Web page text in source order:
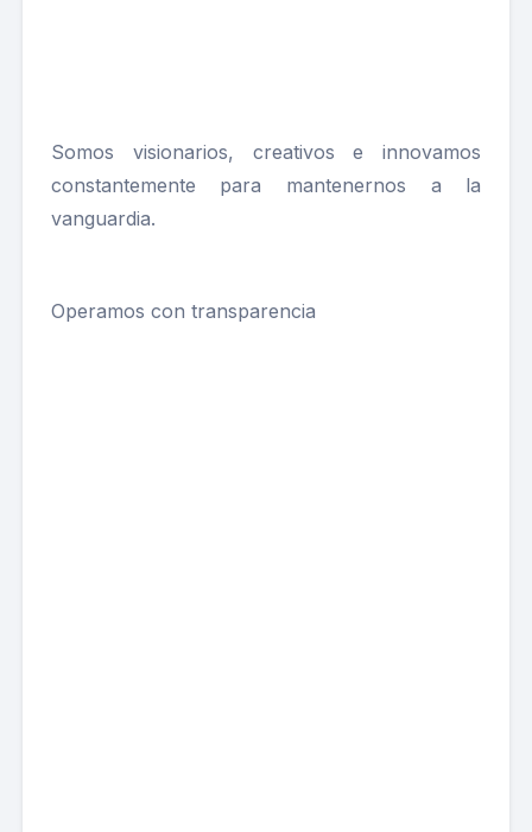
Somos visionarios, creativos e innovamos
constantemente para mantenernos a la
vanguardia.
Operamos con transparencia